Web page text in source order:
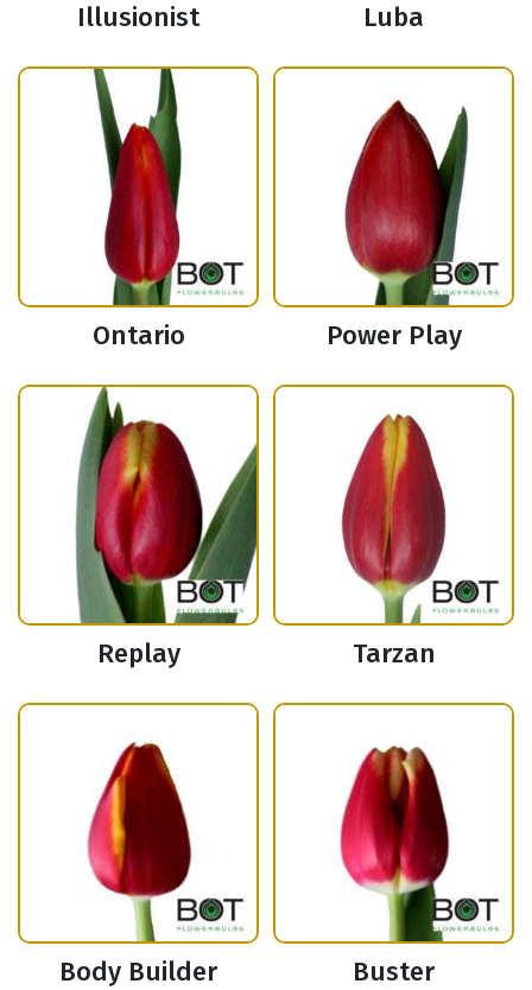
Illusionist Luba
Ontario Power Play
Replay Tarzan
Body Builder Buster